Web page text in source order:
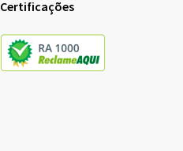
Certificações